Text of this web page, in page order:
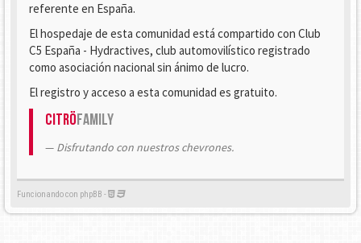
referente en España.
El hospedaje de esta comunidad está compartido con Club
C5 España - Hydractives, club automovilístico registrado
como asociación nacional sin ánimo de lucro.
El registro y acceso a esta comunidad es gratuito.
CitröFamily
Disfrutando con nuestros chevrones.
Funcionando con phpBB -